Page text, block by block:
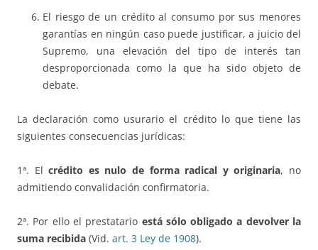
El riesgo de un crédito al consumo por sus menores
garantías en ningún caso puede justificar, a juicio del
Supremo, una elevación del tipo de interés tan
desproporcionada como la que ha sido objeto de
debate.
La declaración como usurario el crédito lo que tiene las
siguientes consecuencias jurídicas:
1ª. Elcrédito es nulo de forma radical y originaria, no
admitiendo convalidación confirmatoria.
2ª. Por ello el prestatario está sólo obligado a devolver la
suma recibida (Vid. art. 3 Ley de 1908).